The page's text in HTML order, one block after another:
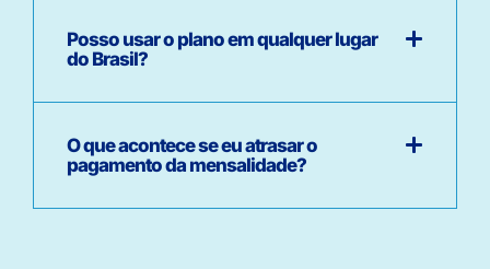
Posso usar o plano em qualquer lugar
do Brasil?
O que acontece se eu atrasar o
pagamento da mensalidade?